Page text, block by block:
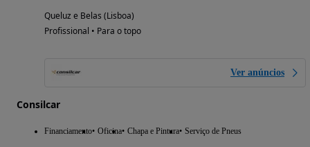
Queluz e Belas (Lisboa)
Profissional • Para o topo
Ver anúncios
Consilcar
Financiamento Oficina Chapa e Pintura Serviço de Pneus